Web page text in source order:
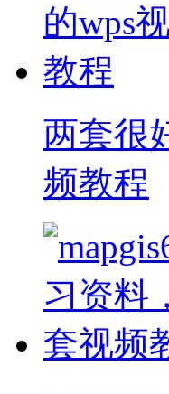
两套很
频教程